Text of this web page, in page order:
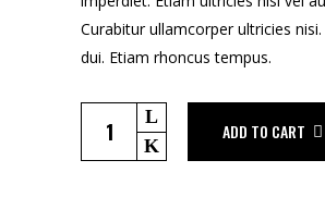
Curabitur ullamcorper ultricies
dui. Etiam rhoncus tempus.
quantity
ADD TO CART